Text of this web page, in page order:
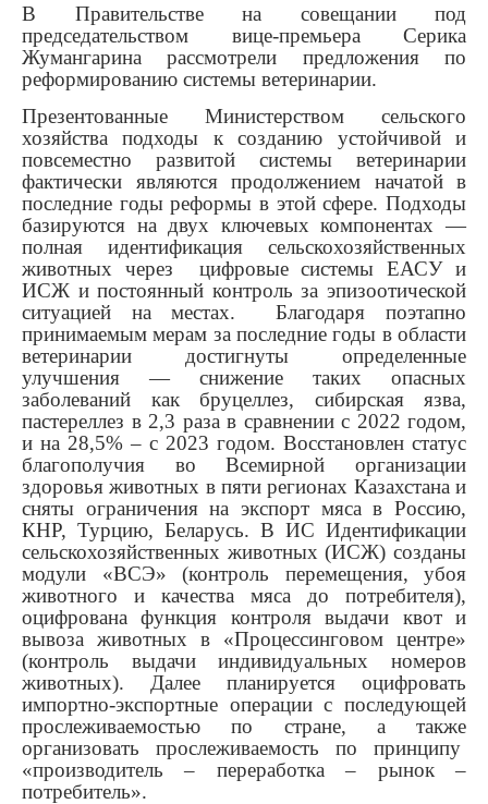
В Правительстве на совещании под
председательством вице-премьера Серика
Жумангарина рассмотрели предложения по
реформированию системы ветеринарии.
Презентованные Министерством сельского
хозяйства подходы к созданию устойчивой и
повсеместно развитой системы ветеринарии
фактически являются продолжением начатой в
последние годы реформы в этой сфере. Подходы
базируются на двух ключевых компонентах —
полная идентификация сельскохозяйственных
животных через цифровые системы ЕАСУ и
ИСЖ и постоянный контроль за эпизоотической
ситуацией на местах. Благодаря поэтапно
принимаемым мерам за последние годы в области
ветеринарии достигнуты определенные
улучшения — снижение таких опасных
заболеваний как бруцеллез, сибирская язва,
пастереллез в 2,3 раза в сравнении с 2022 годом,
и на 28,5% – с 2023 годом. Восстановлен статус
благополучия во Всемирной организации
здоровья животных в пяти регионах Казахстана и
сняты ограничения на экспорт мяса в Россию,
КНР, Турцию, Беларусь. В ИС Идентификации
сельскохозяйственных животных (ИСЖ) созданы
модули «ВСЭ» (контроль перемещения, убоя
животного и качества мяса до потребителя),
оцифрована функция контроля выдачи квот и
вывоза животных в «Процессинговом центре»
(контроль выдачи индивидуальных номеров
животных). Далее планируется оцифровать
импортно-экспортные операции с последующей
прослеживаемостью по стране, а также
организовать прослеживаемость по принципу
«производитель – переработка – рынок –
потребитель».